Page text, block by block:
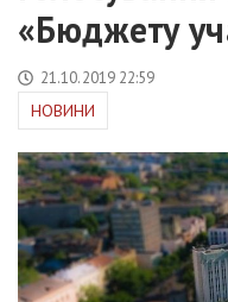
«Бюджету
21.10.2019 22:59
НОВИНИ